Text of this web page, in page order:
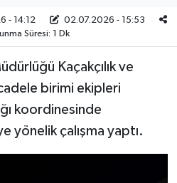
- 14:12
02.07.2026 - 15:53
Süresi: 1 Dk
Kaçakçılık ve
birimi ekipleri
koordinesinde
yönelik çalışma yaptı.